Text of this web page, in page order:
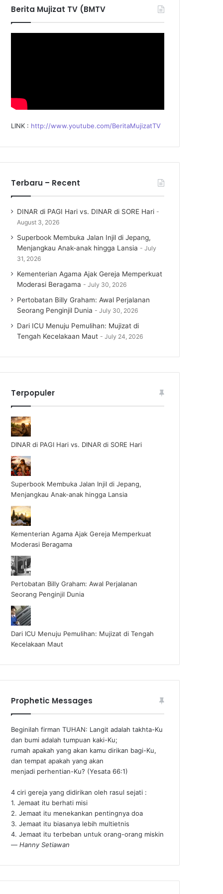
Berita Mujizat TV (BMTV
LINK : http://www.youtube.com/BeritaMujizatTV
Terbaru – Recent
DINAR di PAGI Hari vs. DINAR di SORE Hari
August 3, 2026
Superbook Membuka Jalan Injil di Jepang,
Menjangkau Anak-anak hingga Lansia
July
31, 2026
Kementerian Agama Ajak Gereja Memperkuat
Moderasi Beragama
July 30, 2026
Pertobatan Billy Graham: Awal Perjalanan
Seorang Penginjil Dunia
July 30, 2026
Dari ICU Menuju Pemulihan: Mujizat di
Tengah Kecelakaan Maut
July 24, 2026
Terpopuler
DINAR di PAGI Hari vs. DINAR di SORE Hari
Superbook Membuka Jalan Injil di Jepang,
Menjangkau Anak-anak hingga Lansia
Kementerian Agama Ajak Gereja Memperkuat
Moderasi Beragama
Pertobatan Billy Graham: Awal Perjalanan
Seorang Penginjil Dunia
Dari ICU Menuju Pemulihan: Mujizat di Tengah
Kecelakaan Maut
Prophetic Messages
Beginilah firman TUHAN: Langit adalah takhta-Ku
dan bumi adalah tumpuan kaki-Ku;
rumah apakah yang akan kamu dirikan bagi-Ku,
dan tempat apakah yang akan
menjadi perhentian-Ku? (Yesata 66:1) ‪
4 ciri gereja yang didirikan oleh rasul sejati :
1. Jemaat itu berhati misi
2. Jemaat itu menekankan pentingnya doa
3. Jemaat itu biasanya lebih multietnis
4. Jemaat itu terbeban untuk orang-orang miskin
—Hanny Setiawan